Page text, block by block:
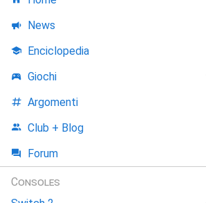
News
Enciclopedia
Giochi
Argomenti
Club + Blog
Forum
Consoles